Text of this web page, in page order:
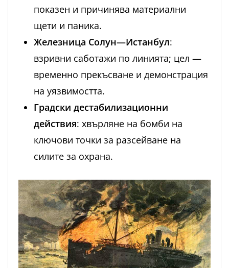
показен и причинява материални
щети и паника.
Железница Солун—Истанбул:
взривни саботажи по линията; цел —
временно прекъсване и демонстрация
на уязвимостта.
Градски дестабилизационни
действия: хвърляне на бомби на
ключови точки за разсейване на
силите за охрана.